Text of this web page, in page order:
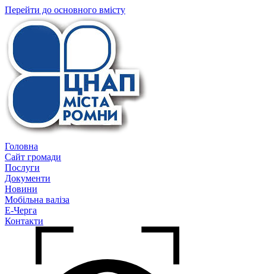
Перейти до основного вмісту
Головна
Сайт громади
Послуги
Документи
Новини
Мобільна валіза
Е-Черга
Контакти